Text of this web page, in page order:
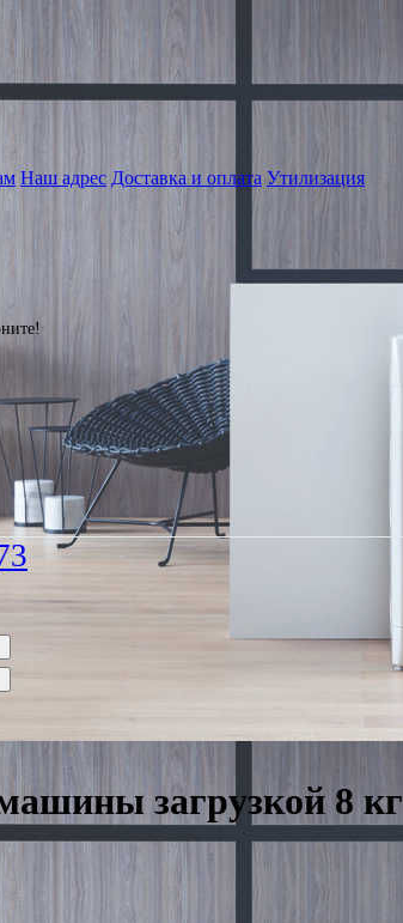
Наш адрес Доставка и оплата Утилизация
загрузкой 8 кг